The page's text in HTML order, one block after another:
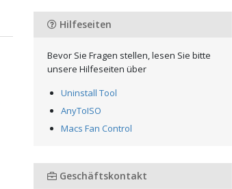
Hilfeseiten
Bevor Sie Fragen stellen, lesen Sie bitte
unsere Hilfeseiten über
Uninstall Tool
AnyToISO
Macs Fan Control
Geschäftskontakt